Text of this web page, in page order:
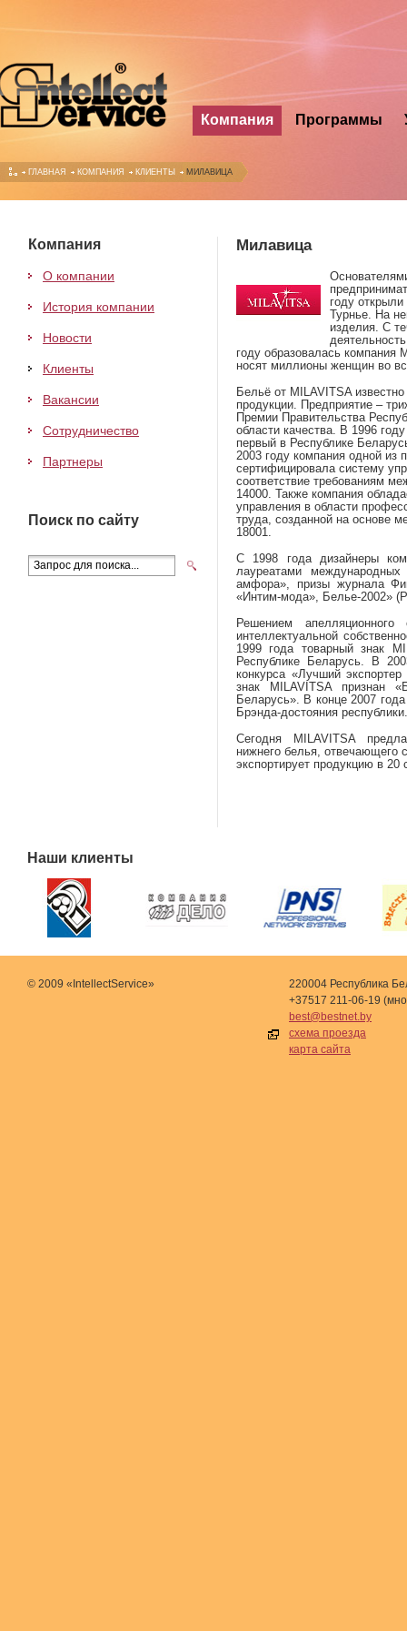
Компания Программы
ГЛАВНАЯ КОМПАНИЯ КЛИЕНТЫ МИЛАВИЦА
Милавица
году
Турнье. На
изделия. С
году образовалась компания
носят миллионы женщин во
Бельё от MILAVITSA
продукции. Предприятие –
Премии Правительства
области качества. В 1996
первый в Республике
2003 году компания одной из
сертифицировала систему
соответствие требованиям
14000. Также компания
управления в области
труда, созданной на основе
18001.
С 1998 года дизайнеры
лауреатами
амфора», призы журнала
«Интим-мода», Белье-2002»
Решением
интеллектуальной
1999 года товарный знак
Республике Беларусь. В
конкурса «Лучший
знак MILAVITSA признан
Беларусь». В конце 2007
Брэнда-достояния республики.
Сегодня MILAVITSA
нижнего белья,
экспортирует продукцию в 20
Компания
О компании
История компании
Новости
Клиенты
Вакансии
Сотрудничество
Партнеры
Поиск по сайту
Наши клиенты
© 2009 «IntellectService»
220004 Республика
+37517 211-06-19
best@bestnet.by
схема проезда
карта сайта